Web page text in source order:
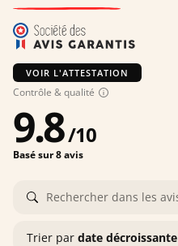
VOIR L'ATTESTATION
Contrôle & qualité
9.8/10
Basé sur 8 avis
Trier par date décroissante